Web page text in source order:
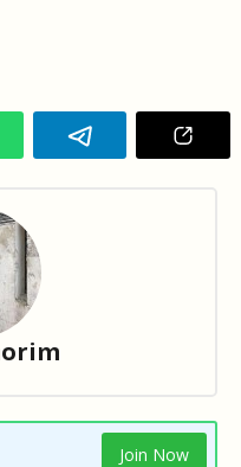
Join Now